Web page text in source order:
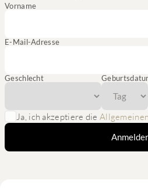
Vorname
E-Mail-Adresse
Geschlecht
Ja, ich akzeptiere die